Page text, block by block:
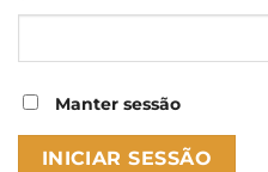
Manter sessão
INICIAR SESSÃO